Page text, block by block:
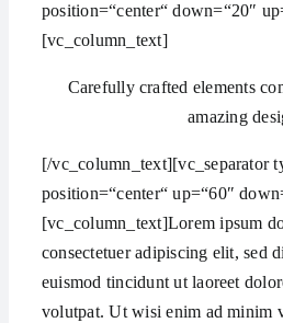
position=“center“ down=“20″
[vc_column_text]
Carefully crafted elements
amazing
[/vc_column_text][vc_separator
position=“center“ up=“60″
[vc_column_text]Lorem ipsum
consectetuer adipiscing elit, sed
euismod tincidunt ut laoreet
volutpat. Ut wisi enim ad minim